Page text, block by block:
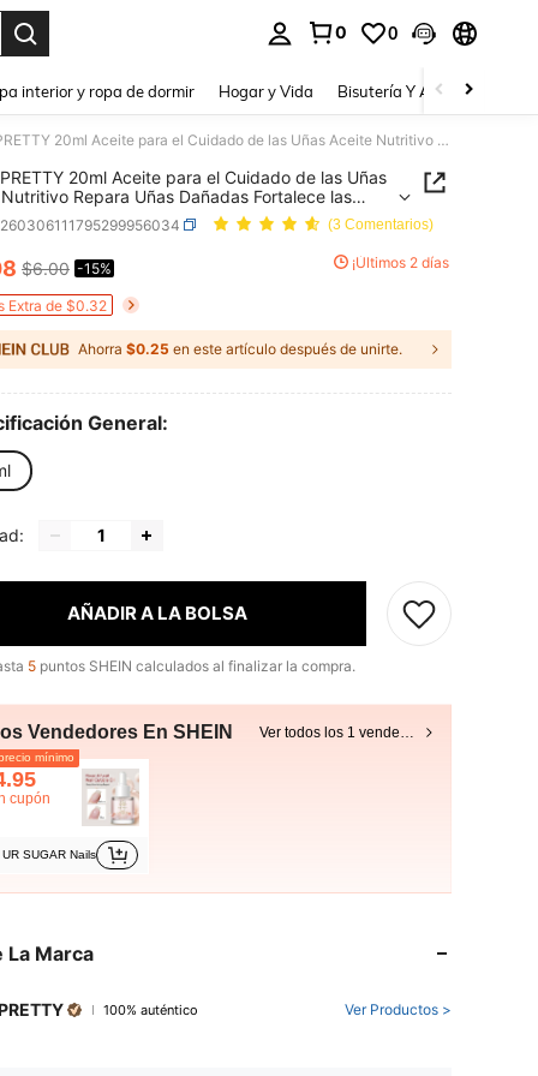
0 0
interior y ropa de dormir Hogar y Vida Bisutería Y Accesorios
BORN PRETTY 20ml Aceite para el Cuidado de las Uñas Aceite Nutritivo Repara Uñas Dañadas Fortalece las Uñas Previene la Paroniquia Esmalte de Uñas Gel
20ml Aceite para el Cuidado de las Uñas
Repara Uñas Dañadas Fortalece las
la Paroniquia Esmalte de Uñas Gel(3 Comentarios)
AND AVAILABILITY
$6.00 -15% ¡Últimos 2 días
Extra de $0.32
Ahorra $0.25 en este artículo después de unirte.
General:
AÑADIR A LA BOLSA
5 puntos SHEIN calculados al finalizar la compra.
Vendedores En SHEIN
mínimo
cupón
UR SUGAR Nails
La Marca
100% auténtico Ver Productos >